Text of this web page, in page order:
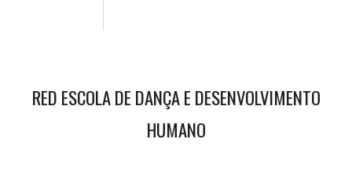
RED ESCOLA DE DANÇA E DESENVOLVIMENTO
HUMANO